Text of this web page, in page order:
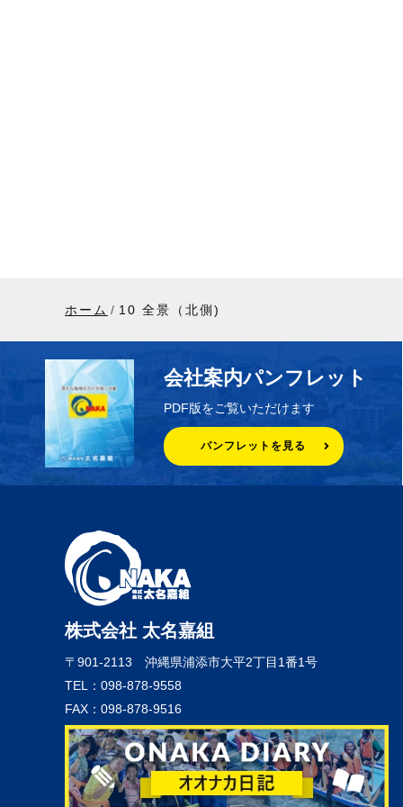
ホーム 10 全景（北側)
会社案内パンフレット
PDF版をご覧いただけます
パンフレットを見る
株式会社 太名嘉組
〒901-2113 沖縄県浦添市大平2丁目1番1号
TEL：098-878-9558
FAX：098-878-9516